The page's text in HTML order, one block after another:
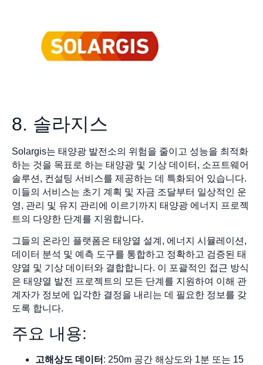
8. 솔라지스
Solargis는 태양광 발전소의 위험을 줄이고 성능을 최적화
하는 것을 목표로 하는 태양광 및 기상 데이터, 소프트웨어
솔루션, 컨설팅 서비스를 제공하는 데 특화되어 있습니다.
이들의 서비스는 초기 계획 및 자금 조달부터 일상적인 운
영, 관리 및 유지 관리에 이르기까지 태양광 에너지 프로젝
트의 다양한 단계를 지원합니다.
그들의 온라인 플랫폼은 태양열 설계, 에너지 시뮬레이션,
데이터 분석 및 예측 도구를 통합하고 정확하고 검증된 태
양열 및 기상 데이터와 결합합니다. 이 포괄적인 접근 방식
은 태양열 발전 프로젝트의 모든 단계를 지원하여 이해 관
계자가 정보에 입각한 결정을 내리는 데 필요한 정보를 갖
도록 합니다.
주요 내용:
고해상도 데이터 : 250m 공간 해상도와 1분 또는 15